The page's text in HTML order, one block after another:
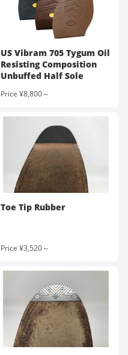
US Vibram 705 Tygum Oil
Resisting Composition
Unbuffed Half Sole
Price ¥8,800～
Toe Tip Rubber
Price ¥3,520～